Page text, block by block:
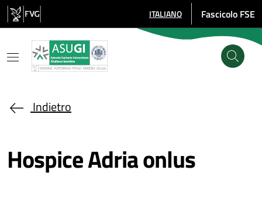
Salta al contenuto principale
SELEZIONE LINGUA: LINGUA
ITALIANO Fascicolo FSE
Indietro
Hospice Adria onlus